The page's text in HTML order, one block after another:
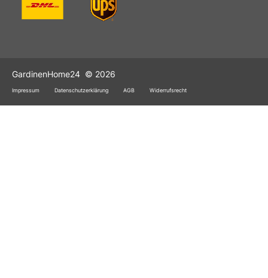
GardinenHome24 © 2026
Impressum Datenschutzerklärung AGB Widerrufsrecht